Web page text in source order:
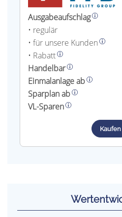
Ausgabeaufschlag
• regulär
• für unsere Kunden
• Rabatt
Handelbar
Einmalanlage ab
Sparplan ab
VL-Sparen
Kaufen